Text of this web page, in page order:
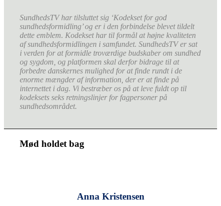
SundhedsTV har tilsluttet sig ‘Kodekset for god
sundhedsformidling’ og er i den forbindelse blevet tildelt
dette emblem. Kodekset har til formål at højne kvaliteten
af sundhedsformidlingen i samfundet. SundhedsTV er sat
i verden for at formidle troværdige budskaber om sundhed
og sygdom, og platformen skal derfor bidrage til at
forbedre danskernes mulighed for at finde rundt i de
enorme mængder af information, der er at finde på
internettet i dag. Vi bestræber os på at leve fuldt op til
kodeksets seks retningslinjer for fagpersoner på
sundhedsområdet.
Mød holdet bag
Anna Kristensen